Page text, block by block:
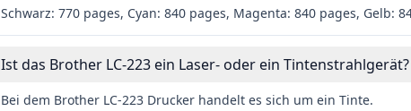
Schwarz: 770 pages, Cyan: 840 pages, Magenta: 840 pages, Gelb:
Ist das Brother LC-223 ein Laser- oder ein Tintenstrahlgerät?
Bei dem Brother LC-223 Drucker handelt es sich um ein Tinte.